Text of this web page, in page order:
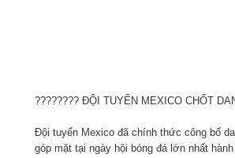
???????? ĐỘI TUYỂN MEXICO CHỐT
Đội tuyển Mexico đã chính thức công bố
góp mặt tại ngày hội bóng đá lớn nhất